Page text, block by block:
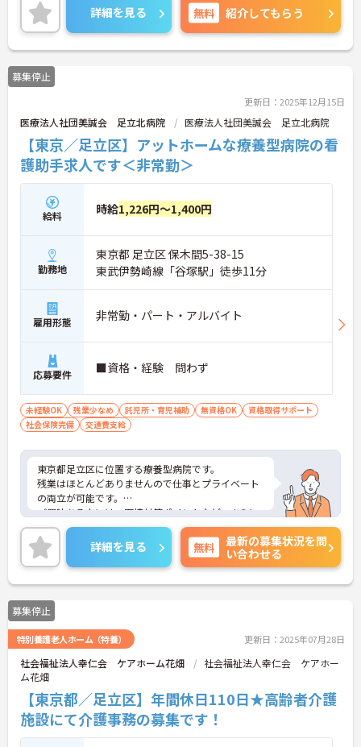
詳細を見る 無料 紹介してもらう
募集停止
更新日：2025年12月15日
医療法人社団美誠会 足立北病院 医療法人社団美誠会 足立北病院
【東京／足立区】アットホームな療養型病院の看
護助手求人です＜非常勤＞
給料 時給1,226円～1,400円
勤務地
東京都 足立区 保木間5-38-15
東武伊勢崎線「谷塚駅」徒歩11分
雇用形態 非常勤・パート・アルバイト
応募要件 ■資格・経験 問わず
未経験OK 残業少なめ 託児所・育児補助 無資格OK
資格取得サポート
社会保険完備
交通費支給
東京都足立区に位置する療養型病院です。
残業はほとんどありませんので仕事とプライベート
の両立が可能です。
ご興味ある方には、面接対策ポイントなど、さらに
詳細をお話しいたしますのでお気軽にご相談くださ
い。
詳細を見る 無料
最新の募集状況を問
い合わせる
募集停止
特別養護老人ホーム（特養） 更新日：2025年07月28日
社会福祉法人幸仁会 ケアホーム花畑
社会福祉法人幸仁会 ケアホー
ム花畑
【東京都／足立区】年間休日110日★高齢者介護
施設にて介護事務の募集です！